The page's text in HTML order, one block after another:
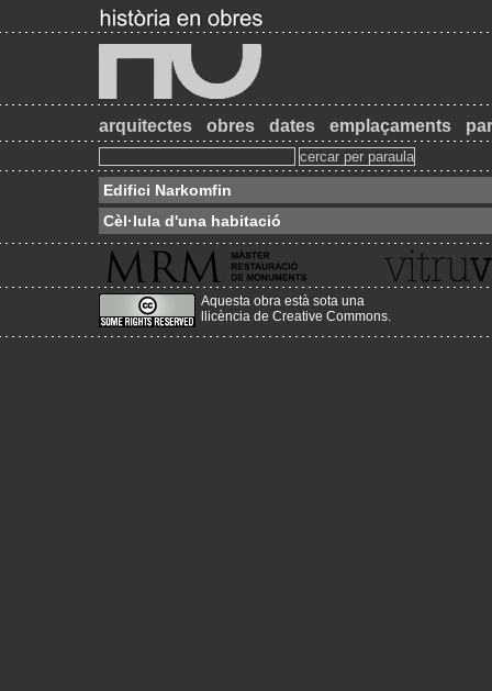
arquitectes obres dates emplaçaments
Edifici Narkomfin
Cèl·lula d'una habitació
Aquesta obra està sota una
llicència de Creative Commons.